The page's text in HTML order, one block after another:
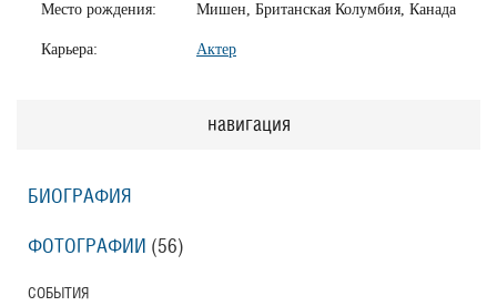
Место рождения: Мишен, Британская Колумбия, Канада
Карьера: Актер
навигация
БИОГРАФИЯ
ФОТОГРАФИИ (56)
СОБЫТИЯ